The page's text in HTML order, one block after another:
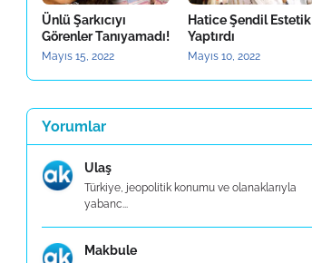
Ünlü Şarkıcıyı
Görenler Tanıyamadı!
Mayıs 15, 2022
Hatice Şendil Estetik
Yaptırdı
Mayıs 10, 2022
Yorumlar
Ulaş
Türkiye, jeopolitik konumu ve olanaklarıyla
yabanc...
Makbule